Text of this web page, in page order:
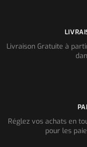
Livraison Gratuite à
Réglez vos achats en
pour les